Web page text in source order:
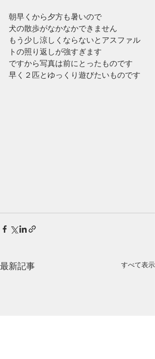
朝早くから夕方も暑いので
犬の散歩がなかなかできません
もう少し涼しくならないとアスファル
トの照り返しが強すぎます
ですから写真は前にとったものです
早く２匹とゆっくり遊びたいものです
最新記事 すべて表示